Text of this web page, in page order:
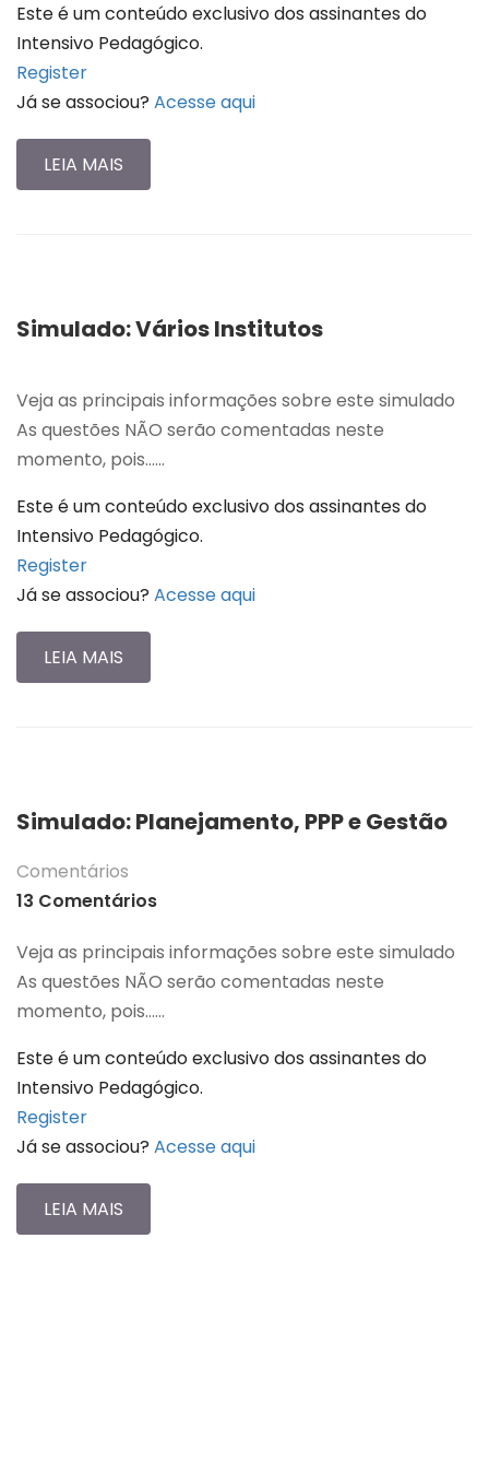
Este é um conteúdo exclusivo dos assinantes do
Intensivo Pedagógico.
Register
Já se associou? Acesse aqui
LEIA MAIS
Simulado: Vários Institutos
Veja as principais informações sobre este simulado
As questões NÃO serão comentadas neste
momento, pois…...
Este é um conteúdo exclusivo dos assinantes do
Intensivo Pedagógico.
Register
Já se associou? Acesse aqui
LEIA MAIS
Simulado: Planejamento, PPP e Gestão
Comentários
13 Comentários
Veja as principais informações sobre este simulado
As questões NÃO serão comentadas neste
momento, pois…...
Este é um conteúdo exclusivo dos assinantes do
Intensivo Pedagógico.
Register
Já se associou? Acesse aqui
LEIA MAIS